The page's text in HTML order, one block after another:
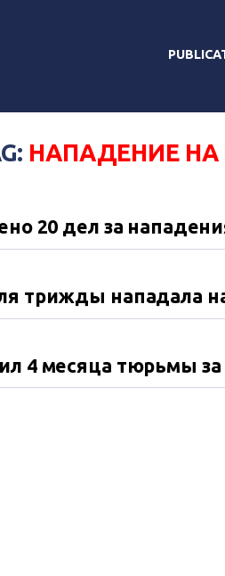
НАПАДЕНИЕ
20 дел за
трижды нападала
4 месяца тюрьмы за